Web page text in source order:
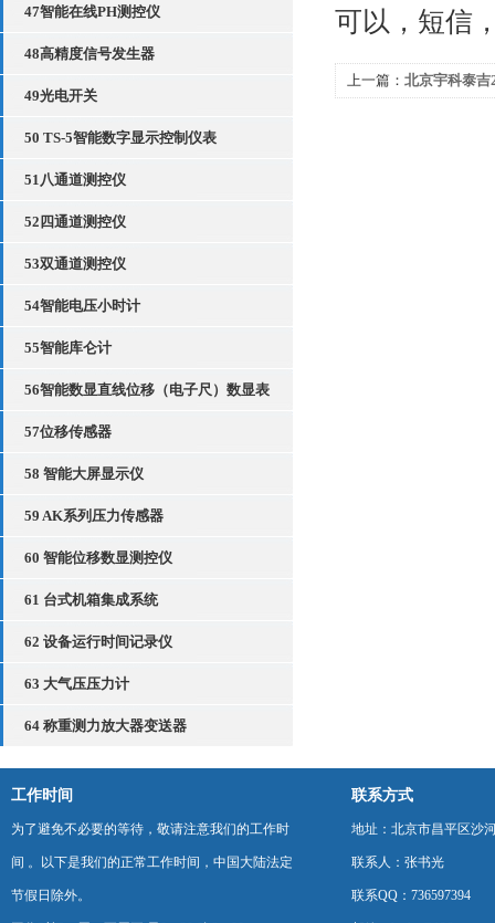
47智能在线PH测控仪
48高精度信号发生器
49光电开关
50 TS-5智能数字显示控制仪表
51八通道测控仪
52四通道测控仪
53双通道测控仪
54智能电压小时计
55智能库仑计
56智能数显直线位移（电子尺）数显表
57位移传感器
58 智能大屏显示仪
59 AK系列压力传感器
60 智能位移数显测控仪
61 台式机箱集成系统
62 设备运行时间记录仪
63 大气压压力计
64 称重测力放大器变送器
可以，短信
上一篇： 北京宇科泰吉
工作时间
为了避免不必要的等待，敬请注意我们的工作时
间 。以下是我们的正常工作时间，中国大陆法定
节假日除外。
联系方式
地址：北京市昌平区沙
联系人：张书光
联系QQ：736597394